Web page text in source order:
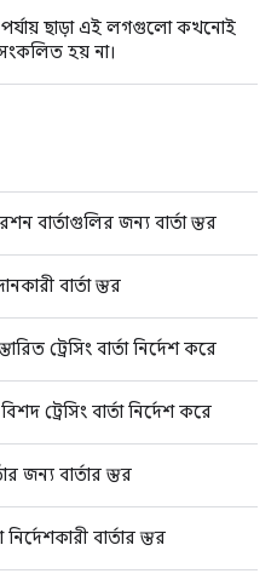
ছাড়া এই লগগুলো কখনোই
হয় না।
বার্তাগুলির জন্য বার্তা স্তর
বার্তা স্তর
ট্রেসিং বার্তা নির্দেশ করে
ট্রেসিং বার্তা নির্দেশ করে
জন্য বার্তার স্তর
বার্তার স্তর